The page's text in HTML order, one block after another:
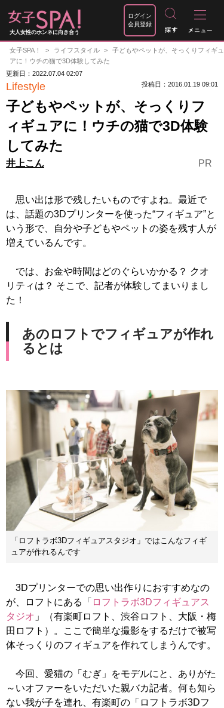
大人女性のホンネに向き合う
ログイン
会員登録
女子SPA！ ライフスタイル
子どもやペットが、そっくりフィギュ
アに！ウチの猫で3D体験してみた
更新日：2022.07.04 02:07
Lifestyle 投稿日：2016.01.19 09:01
子どもやペットが、そっくりフ
ィギュアに！ウチの猫で3D体験
してみた
井上こん PR
思い出は形で残したいものですよね。最近で
は、話題の3Dプリンターを使った“フィギュア”と
いう形で、自分や子どもやペットの姿を残す人が
増えているんです。
では、お金や時間はどのぐらいかかる？ クオ
リティは？ そこで、記者が体験してまいりまし
た！
あのロフトでフィギュアが作れ
るとは
「ロフトラボ3Dフィギュアスタジオ」ではこんなフィギ
ュアが作れるんです
3Dプリンターでの思い出作りにおすすめなの
が、ロフトにある「 ロフトラボ3Dフィギュアス
タジオ 」（有楽町ロフト、渋谷ロフト、大阪・梅
田ロフト）。ここで簡単な撮影をするだけで被写
体そっくりのフィギュアを作れてしまうんです。
今回、愛猫の「むぎ」をモデルにと、ありがた
～いオファーをいただいた親バカ記者。何も知ら
ない我が子を連れ、有楽町の「ロフトラボ3Dフ